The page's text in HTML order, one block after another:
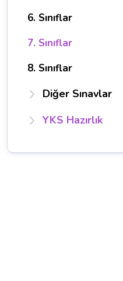
6. Sınıflar
7. Sınıflar
8. Sınıflar
Diğer Sınavlar
YKS Hazırlık